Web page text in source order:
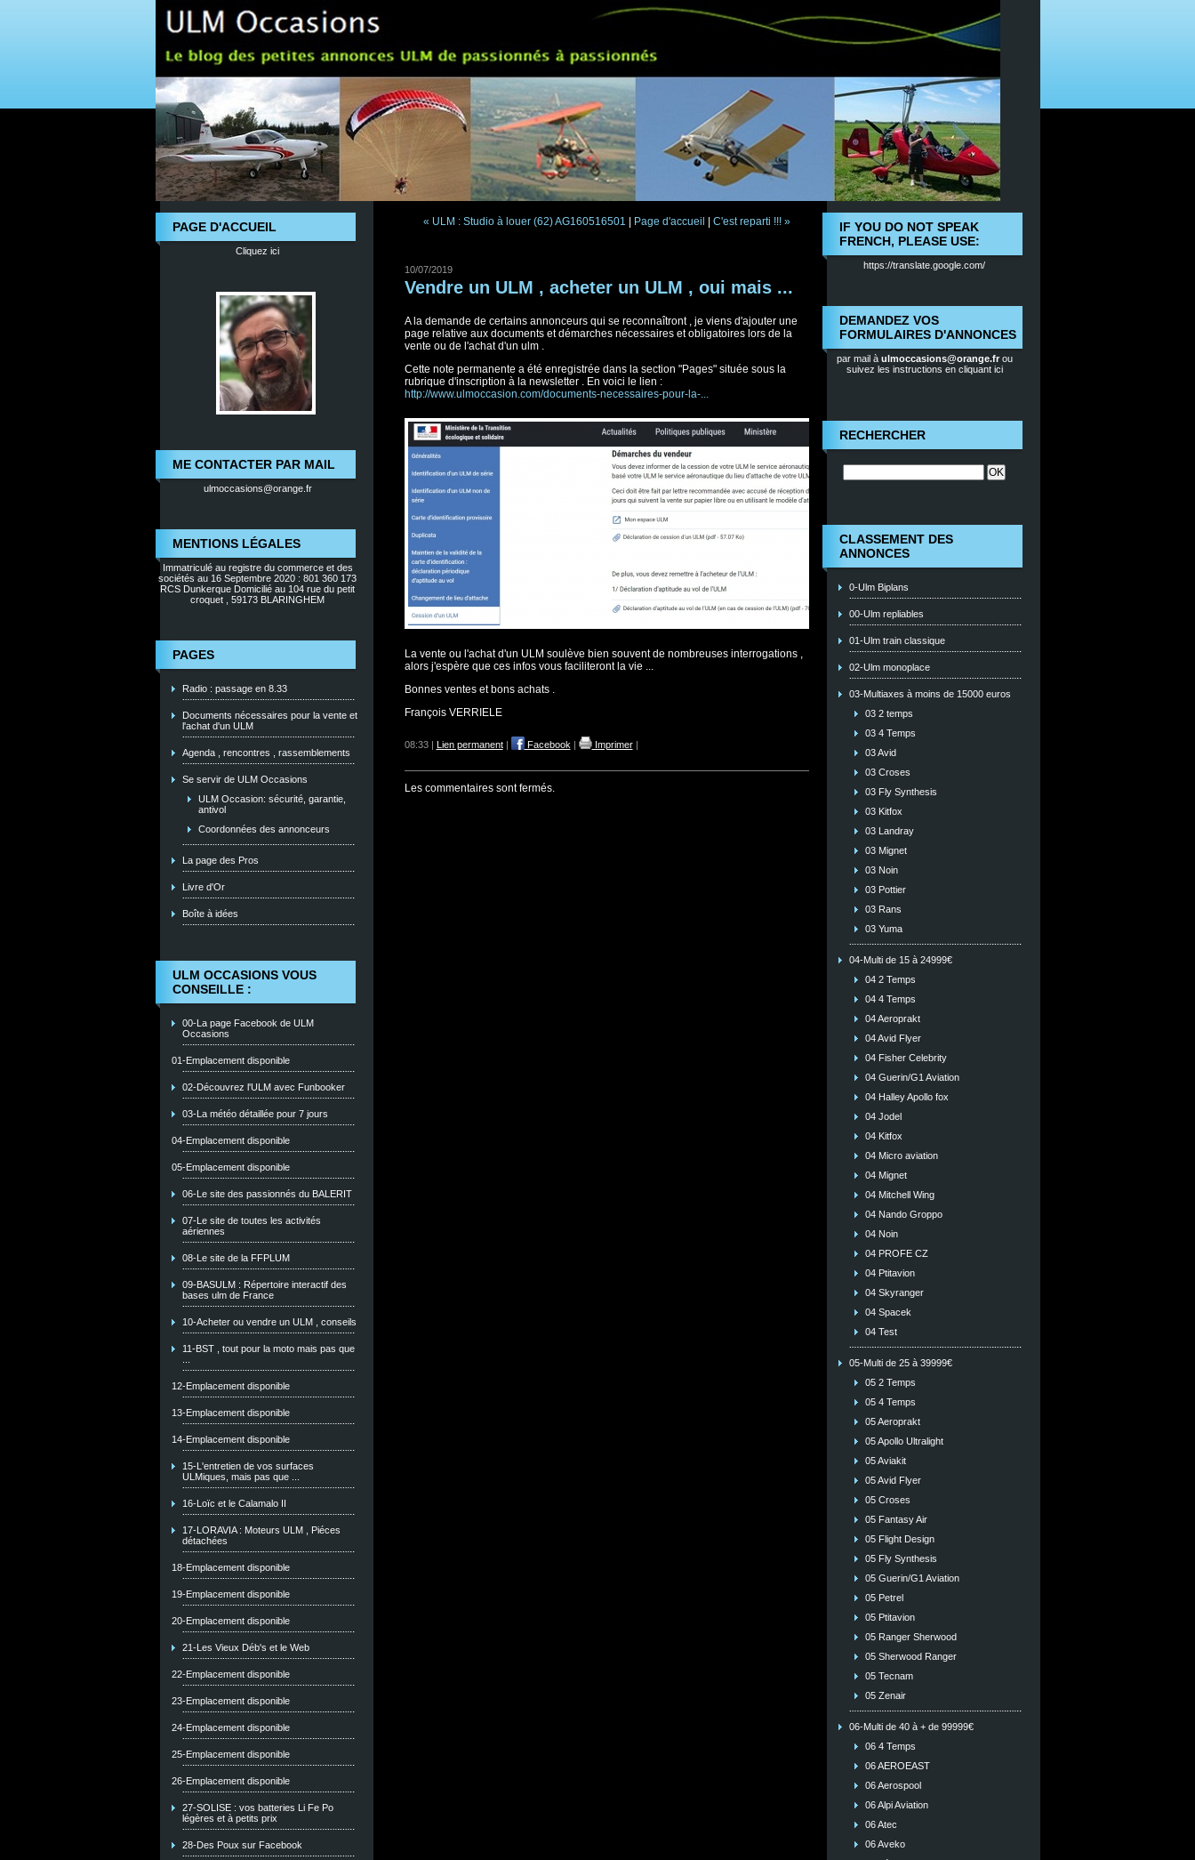
PAGE D'ACCUEIL
Cliquez ici
ME CONTACTER PAR MAIL
ulmoccasions@orange.fr
MENTIONS LÉGALES
Immatriculé au registre du commerce et des
sociétés au 16 Septembre 2020 : 801 360 173
RCS Dunkerque Domicilié au 104 rue du petit
croquet , 59173 BLARINGHEM
PAGES
Radio : passage en 8.33
Documents nécessaires pour la vente et
l'achat d'un ULM
Agenda , rencontres , rassemblements
Se servir de ULM Occasions
ULM Occasion: sécurité, garantie,
antivol
Coordonnées des annonceurs
La page des Pros
Livre d'Or
Boîte à idées
ULM OCCASIONS VOUS
CONSEILLE :
00-La page Facebook de ULM
Occasions
01-Emplacement disponible
02-Découvrez l'ULM avec Funbooker
03-La météo détaillée pour 7 jours
04-Emplacement disponible
05-Emplacement disponible
06-Le site des passionnés du BALERIT
07-Le site de toutes les activités
aériennes
08-Le site de la FFPLUM
09-BASULM : Répertoire interactif des
bases ulm de France
10-Acheter ou vendre un ULM , conseils
11-BST , tout pour la moto mais pas que
12-Emplacement disponible
13-Emplacement disponible
14-Emplacement disponible
15-L'entretien de vos surfaces
ULMiques, mais pas que ...
16-Loïc et le Calamalo II
17-LORAVIA : Moteurs ULM , Piéces
détachées
18-Emplacement disponible
19-Emplacement disponible
20-Emplacement disponible
21-Les Vieux Déb's et le Web
22-Emplacement disponible
23-Emplacement disponible
24-Emplacement disponible
25-Emplacement disponible
26-Emplacement disponible
27-SOLISE : vos batteries Li Fe Po
légères et à petits prix
28-Des Poux sur Facebook
IF YOU DO NOT SPEAK
FRENCH, PLEASE USE:
https://translate.google.com/
DEMANDEZ VOS
FORMULAIRES D'ANNONCES
par mail à ulmoccasions@orange.frou
suivez les instructions en cliquant ici
RECHERCHER
CLASSEMENT DES
ANNONCES
0-Ulm Biplans
00-Ulm repliables
01-Ulm train classique
02-Ulm monoplace
03-Multiaxes à moins de 15000 euros
03 2 temps
03 4 Temps
03 Avid
03 Croses
03 Fly Synthesis
03 Kitfox
03 Landray
03 Mignet
03 Noin
03 Pottier
03 Rans
03 Yuma
04-Multi de 15 à 24999€
04 2 Temps
04 4 Temps
04 Aeroprakt
04 Avid Flyer
04 Fisher Celebrity
04 Guerin/G1 Aviation
04 Halley Apollo fox
04 Jodel
04 Kitfox
04 Micro aviation
04 Mignet
04 Mitchell Wing
04 Nando Groppo
04 Noin
04 PROFE CZ
04 Ptitavion
04 Skyranger
04 Spacek
04 Test
05-Multi de 25 à 39999€
05 2 Temps
05 4 Temps
05 Aeroprakt
05 Apollo Ultralight
05 Aviakit
05 Avid Flyer
05 Croses
05 Fantasy Air
05 Flight Design
05 Fly Synthesis
05 Guerin/G1 Aviation
05 Petrel
05 Ptitavion
05 Ranger Sherwood
05 Sherwood Ranger
05 Tecnam
05 Zenair
06-Multi de 40 à + de 99999€
06 4 Temps
06 AEROEAST
06 Aerospool
06 Alpi Aviation
06 Atec
06 Aveko
« ULM : Studio à louer (62) AG160516501 Page d'accueil C'est reparti !!! »
10/07/2019
Vendre un ULM , acheter un ULM , oui mais ...
A la demande de certains annonceurs qui se reconnaîtront , je viens d'ajouter une
page relative aux documents et démarches nécessaires et obligatoires lors de la
vente ou de l'achat d'un ulm .
Cette note permanente a été enregistrée dans la section "Pages" située sous la
rubrique d'inscription à la newsletter . En voici le lien :
http://www.ulmoccasion.com/documents-necessaires-pour-la-...
La vente ou l'achat d'un ULM soulève bien souvent de nombreuses interrogations ,
alors j'espère que ces infos vous faciliteront la vie ...
Bonnes ventes et bons achats .
François VERRIELE
08:33 | Lien permanent| Facebook | Imprimer|
Les commentaires sont fermés.